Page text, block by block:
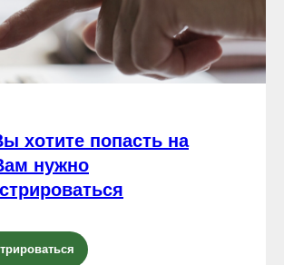
хотите попасть на
нужно